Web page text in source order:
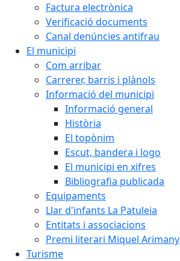
Factura electrònica
Verificació documents
Canal denúncies antifrau
El municipi
Com arribar
Carrerer, barris i plànols
Informació del municipi
Informació general
Història
El topònim
Escut, bandera i logo
El municipi en xifres
Bibliografia publicada
Equipaments
Llar d'infants La Patuleia
Entitats i associacions
Premi literari Miquel Arimany
Turisme